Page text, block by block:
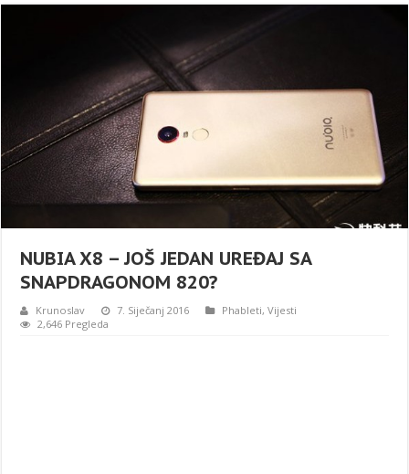
NUBIA X8 – JOŠ JEDAN UREĐAJ SA
SNAPDRAGONOM 820?
Krunoslav 7. Siječanj 2016 Phableti,Vijesti
2,646 Pregleda